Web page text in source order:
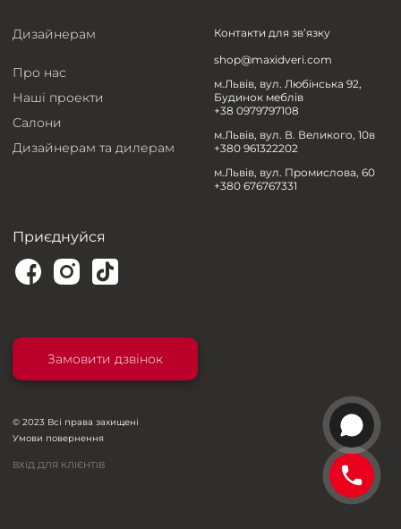
Дизайнерам
Про нас
Наші проекти
Салони
Дизайнерам та дилерам
Контакти для зв’язку
shop@maxidveri.com
м.Львів, вул. Любінська 92,
Будинок меблів
+38 0979797108
м.Львів, вул. В. Великого, 10в
+380 961322202
м.Львів, вул. Промислова, 60
+380 676767331
Приєднуйся
Замовити дзвінок
© 2023 Всі права захищені
Умови повернення
ВХІД ДЛЯ КЛІЄНТІВ